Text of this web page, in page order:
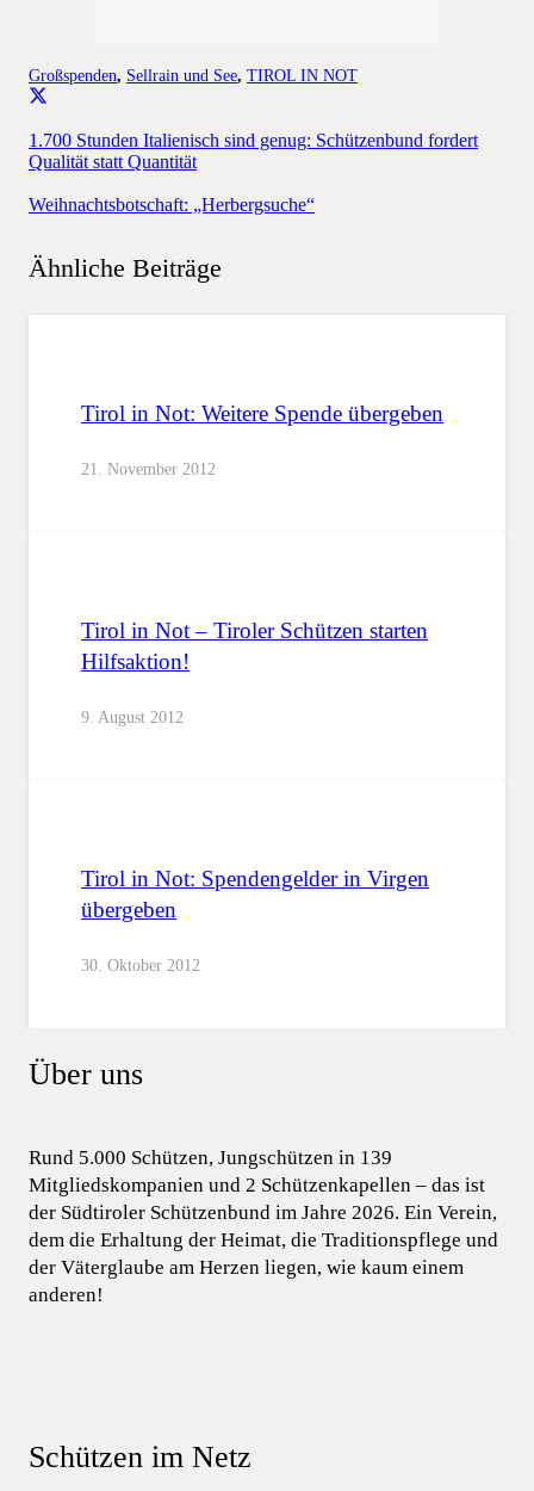
Großspenden, Sellrain und See, TIROL IN NOT
1.700 Stunden Italienisch sind genug: Schützenbund fordert
Qualität statt Quantität
Weihnachtsbotschaft: „Herbergsuche“
Ähnliche Beiträge
Tirol in Not: Weitere Spende übergeben
21. November 2012
Tirol in Not – Tiroler Schützen starten
Hilfsaktion!
9. August 2012
Tirol in Not: Spendengelder in Virgen
übergeben
30. Oktober 2012
Über uns
Rund 5.000 Schützen, Jungschützen in 139
Mitgliedskompanien und 2 Schützenkapellen – das ist
der Südtiroler Schützenbund im Jahre 2026. Ein Verein,
dem die Erhaltung der Heimat, die Traditionspflege und
der Väterglaube am Herzen liegen, wie kaum einem
anderen!
Schützen im Netz